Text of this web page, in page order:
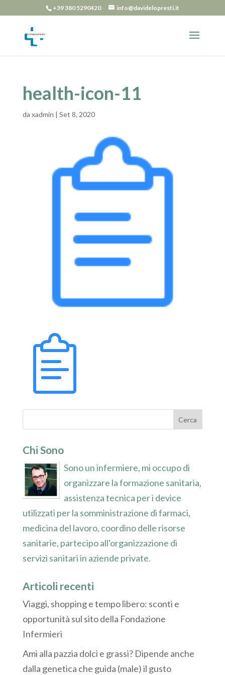
+39 380 5290420 info@davidelopresti.it
health-icon-11
da xadmin | Set 8, 2020
Chi Sono
Sono un infermiere, mi occupo di
organizzare la formazione sanitaria,
assistenza tecnica per i device
utilizzati per la somministrazione di farmaci,
medicina del lavoro, coordino delle risorse
sanitarie, partecipo all'organizzazione di
servizi sanitari in aziende private.
Articoli recenti
Viaggi, shopping e tempo libero: sconti e
opportunità sul sito della Fondazione
Infermieri
Ami alla pazzia dolci e grassi? Dipende anche
dalla genetica che guida (male) il gusto